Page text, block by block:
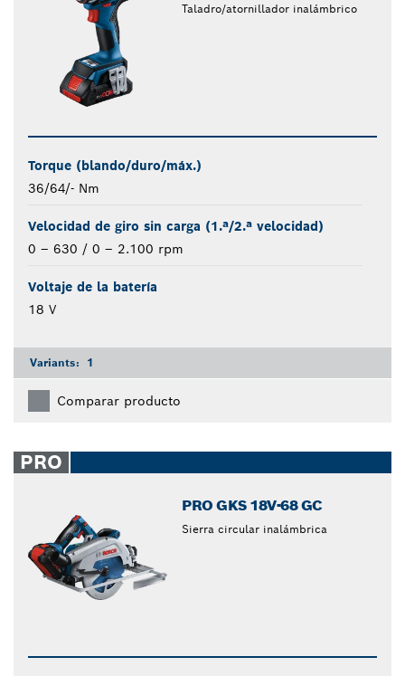
Taladro/atornillador inalámbrico
Torque (blando/duro/máx.)
36/64/- Nm
Velocidad de giro sin carga (1.ª/2.ª velocidad)
0 – 630 / 0 – 2.100 rpm
Voltaje de la batería
18 V
Variants: 1
Comparar producto
PRO
PRO GKS 18V-68 GC
Sierra circular inalámbrica